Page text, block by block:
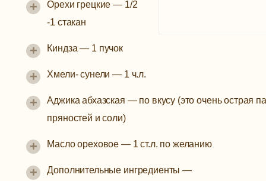
Орехи грецкие — 1/2
-1 стакан
+
Киндза — 1 пучок
+
Хмели- сунели — 1 ч.л.
+
Аджика абхазская — по вкусу (это очень острая
пряностей и соли)
+
Масло ореховое — 1 ст.л. по желанию
+
Дополнительные ингредиенты —
+